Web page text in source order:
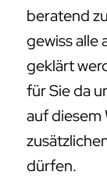
beratend
gewiss alle
geklärt
für Sie da
auf diesem
dürfen.